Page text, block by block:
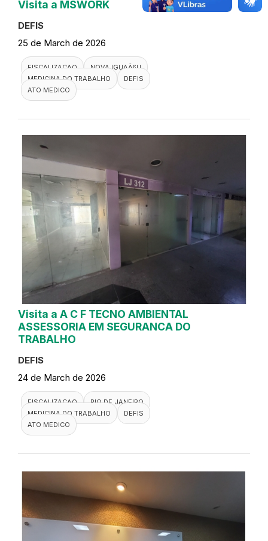
Visita a MSWORK
DEFIS
25 de March de 2026
FISCALIZACAO
NOVA IGUAÃ§U
MEDICINA DO TRABALHO
DEFIS
ATO MEDICO
Visita a A C F TECNO AMBIENTAL
ASSESSORIA EM SEGURANCA DO
TRABALHO
DEFIS
24 de March de 2026
FISCALIZACAO
RIO DE JANEIRO
MEDICINA DO TRABALHO
DEFIS
ATO MEDICO